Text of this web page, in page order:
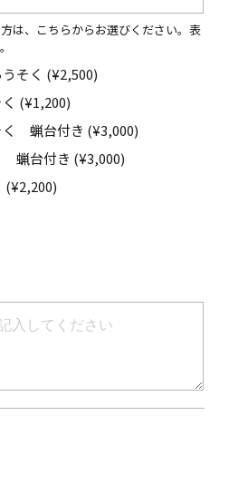
は、こちらからお選びください。表
そく (¥2,500)
(¥1,200)
く 蝋台付き (¥3,000)
蝋台付き (¥3,000)
(¥2,200)